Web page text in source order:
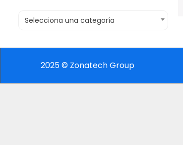
Selecciona una categoría
2025 © Zonatech Group